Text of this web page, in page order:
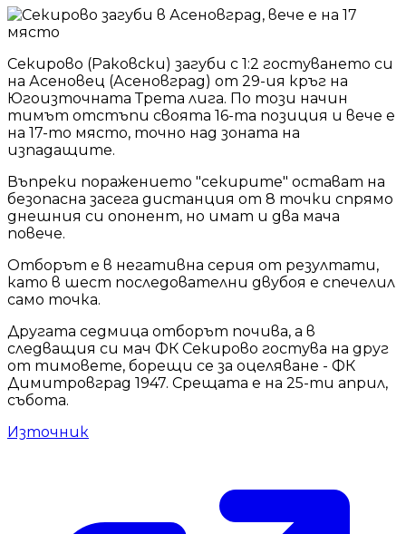
Секирово (Раковски) загуби с 1:2 гостуването си
на Асеновец (Асеновград) от 29-ия кръг на
Югоизточната Трета лига. По този начин
тимът отстъпи своята 16-та позиция и вече е
на 17-то място, точно над зоната на
изпадащите.
Въпреки поражението "секирите" остават на
безопасна засега дистанция от 8 точки спрямо
днешния си опонент, но имат и два мача
повече.
Отборът е в негативна серия от резултати,
като в шест последователни двубоя е спечелил
само точка.
Другата седмица отборът почива, а в
следващия си мач ФК Секирово гостува на друг
от тимовете, борещи се за оцеляване - ФК
Димитровград 1947. Срещата е на 25-ти април,
събота.
Източник